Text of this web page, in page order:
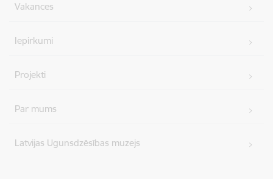
Vakances
Iepirkumi
Projekti
Par mums
Latvijas Ugunsdzēsības muzejs